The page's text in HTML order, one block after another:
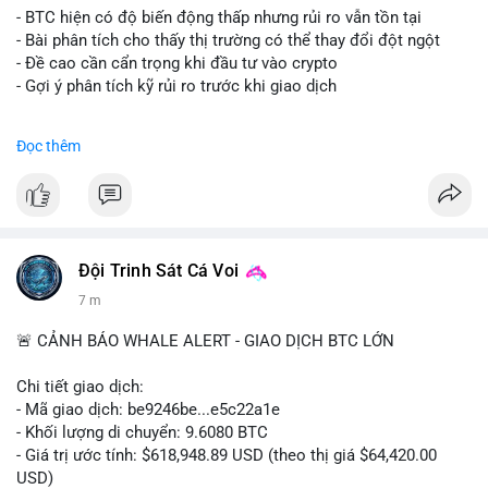
- BTC hiện có độ biến động thấp nhưng rủi ro vẫn tồn tại
- Bài phân tích cho thấy thị trường có thể thay đổi đột ngột
- Đề cao cần cẩn trọng khi đầu tư vào crypto
- Gợi ý phân tích kỹ rủi ro trước khi giao dịch
📰 Nguồn: CoinDesk
Đọc thêm
Đội Trinh Sát Cá Voi
7 m
🚨 CẢNH BÁO WHALE ALERT - GIAO DỊCH BTC LỚN
Chi tiết giao dịch:
- Mã giao dịch: be9246be...e5c22a1e
- Khối lượng di chuyển: 9.6080 BTC
- Giá trị ước tính: $618,948.89 USD (theo thị giá $64,420.00
USD)